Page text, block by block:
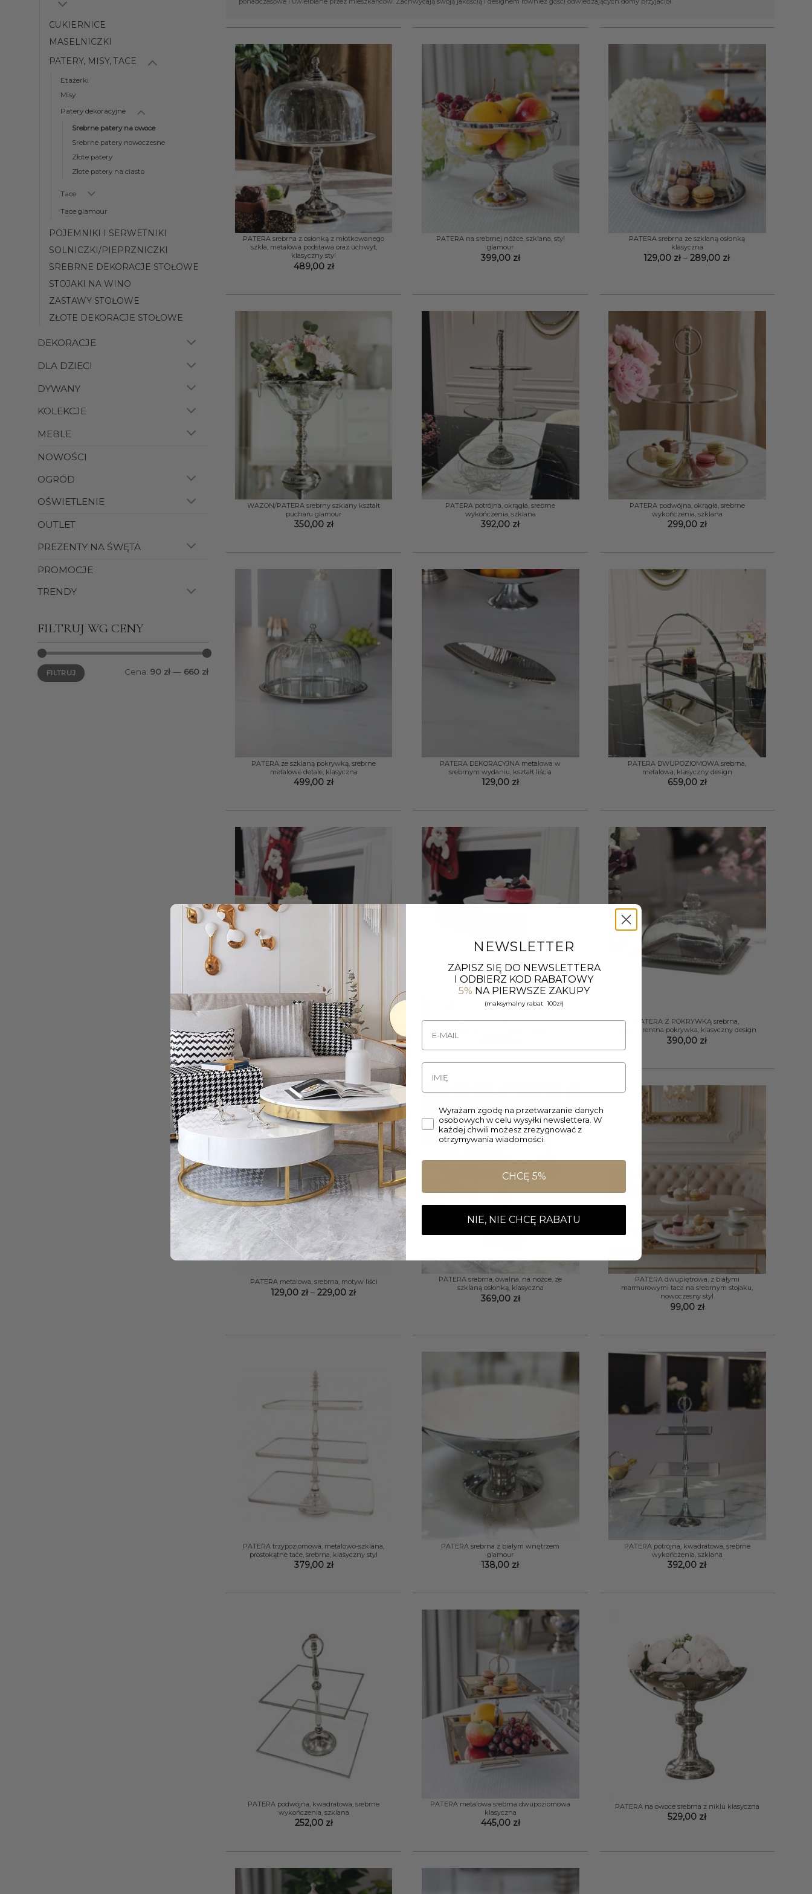
CUKIERNICE
MASELNICZKI
PATERY, MISY, TACE
Etażerki
Misy
Patery dekoracyjne
Srebrne patery na owoce
Srebrne patery nowoczesne
Złote patery
Złote patery na ciasto
Tace
Tace glamour
POJEMNIKI I SERWETNIKI
SOLNICZKI/PIEPRZNICZKI
SREBRNE DEKORACJE STOŁOWE
STOJAKI NA WINO
ZASTAWY STOŁOWE
ZŁOTE DEKORACJE STOŁOWE
DEKORACJE
DLA DZIECI
DYWANY
KOLEKCJE
MEBLE
NOWOŚCI
OGRÓD
OŚWIETLENIE
OUTLET
PREZENTY NA ŚWĘTA
PROMOCJE
TRENDY
FILTRUJ WG CENY
Cena
min.
Cena
maks.FILTRUJ Cena: 90 zł— 660 zł
+
PATERA srebrna z osłonką z młotkowanego
szkła, metalowa podstawa oraz uchwyt,
klasyczny styl
489,00 zł
PATERA na srebrnej nóżce, szklana, styl
glamour
399,00 zł
PATERA srebrna ze szklaną osłonką
klasyczna
129,00 zł – 289,00 złZakres
289,00 zł
WAZON/PATERA srebrny szklany kształt
pucharu glamour
350,00 zł
PATERA potrójna, okrągła, srebrne
wykończenia, szklana
392,00 zł
PATERA podwójna, okrągła, srebrne
wykończenia, szklana
299,00 zł
PATERA ze szklaną pokrywką, srebrne
metalowe detale, klasyczna
499,00 zł
PATERA DEKORACYJNA metalowa w
srebrnym wydaniu, kształt liścia
129,00 zł
+
PATERA DWUPOZIOMOWA srebrna,
metalowa, klasyczny design
659,00 zł
+
PATERA srebrna noga, marmurowa, biała
taca, nowoczesny styl
490,00zł
PATERA wysoka srebrna noga, taca z białego
PATERA Z POKRYWKĄ srebrna,
transparentna pokrywka, klasyczny design
390,00 zł
+
PATERA metalowa, srebrna, motyw liści
129,00 zł – 229,00 złZakres
+
PATERA srebrna, owalna, na nóżce, ze
szklaną osłonką, klasyczna
369,00 zł
+
PATERA dwupiętrowa, z białymi
marmurowymi taca na srebrnym stojaku,
nowoczesny styl
99,00 zł
PATERA trzypoziomowa, metalowo-szklana,
prostokątne tace, srebrna, klasyczny styl
379,00 zł
PATERA srebrna z białym wnętrzem
glamour
138,00 zł
PATERA potrójna, kwadratowa, srebrne
wykończenia, szklana
392,00 zł
PATERA podwójna, kwadratowa, srebrne
wykończenia, szklana
252,00 zł
PATERA metalowa srebrna dwupoziomowa
klasyczna
445,00 zł
PATERA na owoce srebrna z niklu klasyczna
529,00 zł
NEWSLETTER
ZAPISZ SIĘ DO NEWSLETTERA
I ODBIERZ KOD RABATOWY
5% NA PIERWSZE ZAKUPY
(maksymalny rabat 100zł)
Wyrażam zgodę na przetwarzanie danych
osobowych w celu wysyłki newslettera. W
każdej chwili możesz zrezygnować z
otrzymywania wiadomości.
CHCĘ 5%
NIE, NIE CHCĘ RABATU